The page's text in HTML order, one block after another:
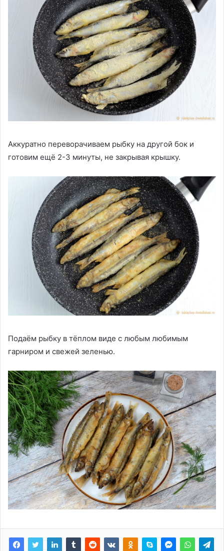
Аккуратно переворачиваем рыбку на другой бок и
готовим ещё 2-3 минуты, не закрывая крышку.
Подаём рыбку в тёплом виде с любым любимым
гарниром и свежей зеленью.